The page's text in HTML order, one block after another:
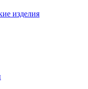
изделия